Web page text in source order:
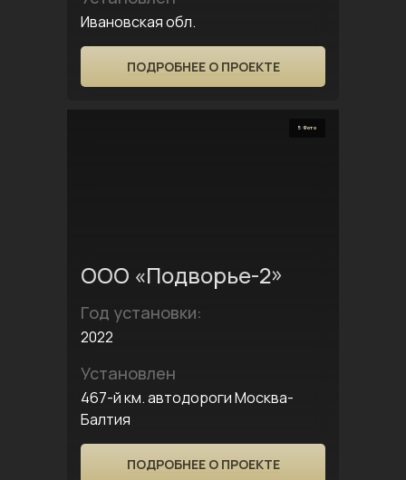
Ивановская обл.
ПОДРОБНЕЕ О ПРОЕКТЕ
5 Фото
ООО «Подворье-2»
Год установки:
2022
Установлен
467-й км. автодороги Москва-
Балтия
ПОДРОБНЕЕ О ПРОЕКТЕ